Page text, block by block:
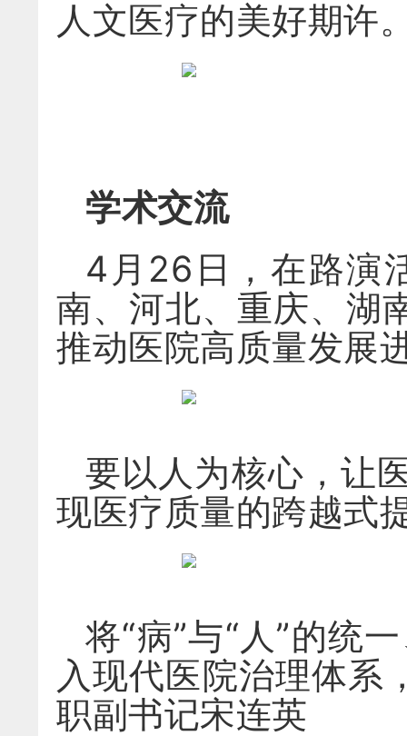
人文医疗的美好期许
学术交流
4月26日，在路演
南、河北、重庆、湖
推动医院高质量发展
要以人为核心，让
现医疗质量的跨越式
将“病”与“人”的统
入现代医院治理体
职副书记宋连英